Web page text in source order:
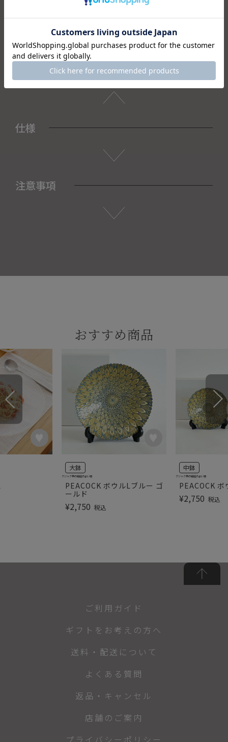
箱付きなので結婚祝や引き出物などのブライダルギフトとし
＜セット内容＞
・ボウル×1
仕様
注意事項
おすすめ商品
PEACOCK ボウルLブルー ゴ
ールド
大鉢
¥2,750 税込
クジャク柄の縁起のよい器
PEACOCK ボ
中鉢
¥2,750 税込
クジャク柄の縁起のよい器
ご利用ガイド
ギフトをお考えの方へ
送料・配送について
よくある質問
返品・キャンセル
店舗のご案内
プライバシーポリシー